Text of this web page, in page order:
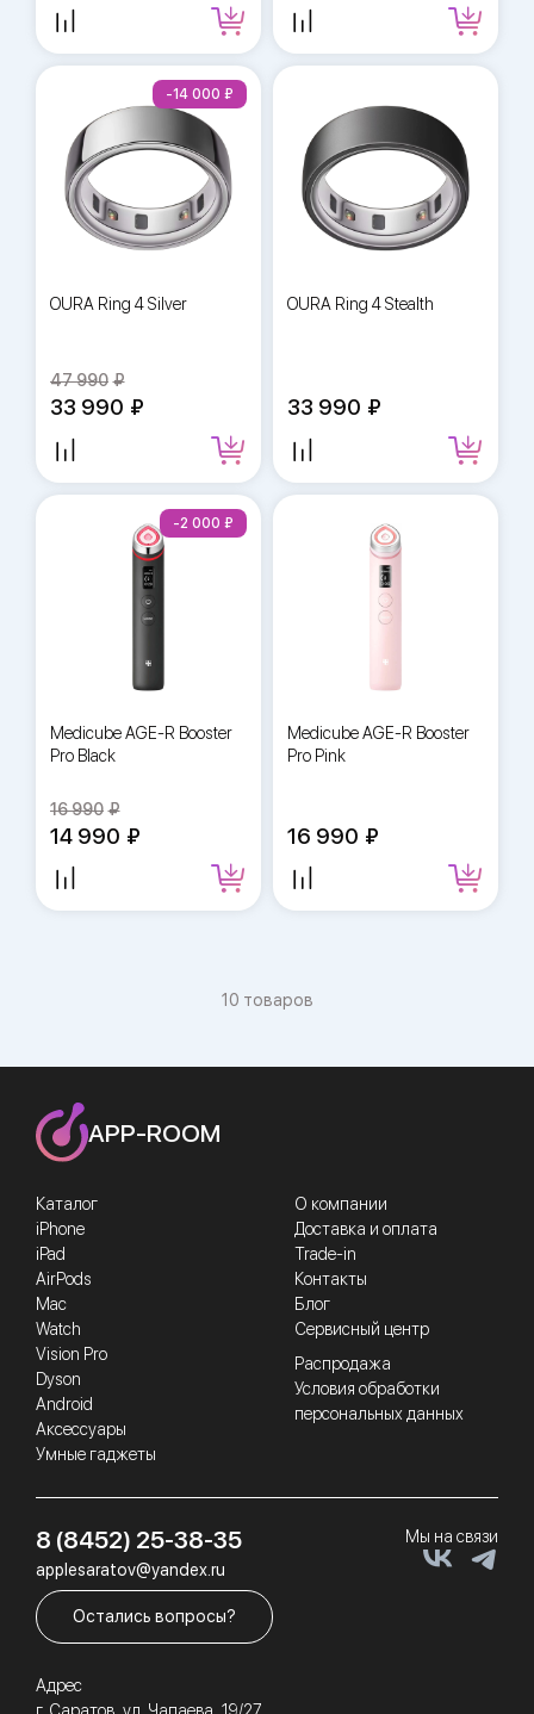
10 товаров
OURA Ring 4 Silver
47 990
33 990
-14 000
OURA Ring 4 Stealth
33 990
Medicube AGE-R Booster
Pro Black
16 990
14 990
-2 000
Medicube AGE-R Booster
Pro Pink
16 990
Каталог
iPhone
iPad
AirPods
Mac
Watch
Vision Pro
Dyson
Android
Аксессуары
Умные гаджеты
О компании
Доставка и оплата
Trade-in
Контакты
Блог
Сервисный центр
Распродажа
Условия обработки
персональных данных
APP-ROOM
8 (8452) 25-38-35
applesaratov@yandex.ru
Остались вопросы?
Адрес
Мы на связи